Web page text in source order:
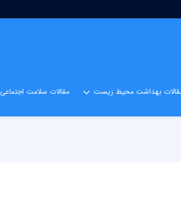
بهداشت محیط زیست مقالات سلامت اجتماعی